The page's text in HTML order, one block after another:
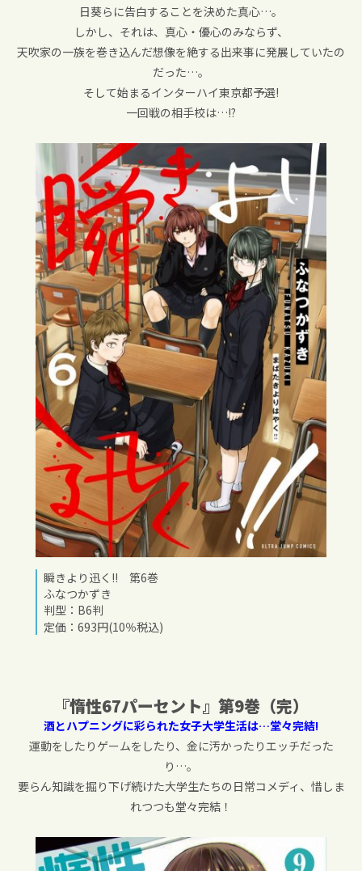
日葵らに告白することを決めた真心…。
しかし、それは、真心・優心のみならず、
天吹家の一族を巻き込んだ想像を絶する出来事に発展していたの
だった…。
そして始まるインターハイ東京都予選!
一回戦の相手校は…!?
瞬きより迅く!! 第6巻
ふなつかずき
判型：B6判
定価：693円(10％税込)
『惰性67パーセント』 第9巻（完）
酒とハプニングに彩られた女子大学生活は…堂々完結!
運動をしたりゲームをしたり、金に汚かったりエッチだった
り…。
要らん知識を掘り下げ続けた大学生たちの日常コメディ、惜しま
れつつも堂々完結！